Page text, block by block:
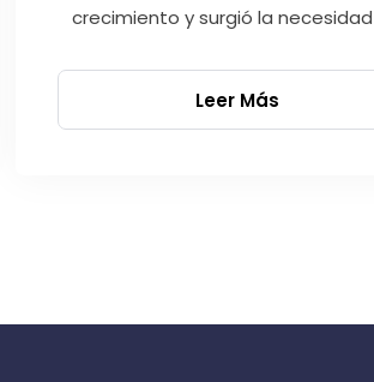
crecimiento y surgió la
Leer Más